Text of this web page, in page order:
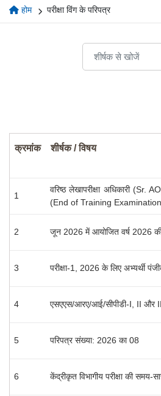
होम परीक्षा विंग के परिपत्र
क्रमांक शीर्षक / विषय
1
वरिष्ठ लेखापरीक्षा अधिकारी (Sr.
(End of Training
2 जून 2026 में आयोजित वर्ष 2026 की
3 परीक्षा-1, 2026 के लिए अभ्यर्थी
4 एसएएस/आरए/आई/सीपीडी-I, II और III
5 परिपत्र संख्या: 2026 का 08
6 केंद्रीकृत विभागीय परीक्षा की समय-